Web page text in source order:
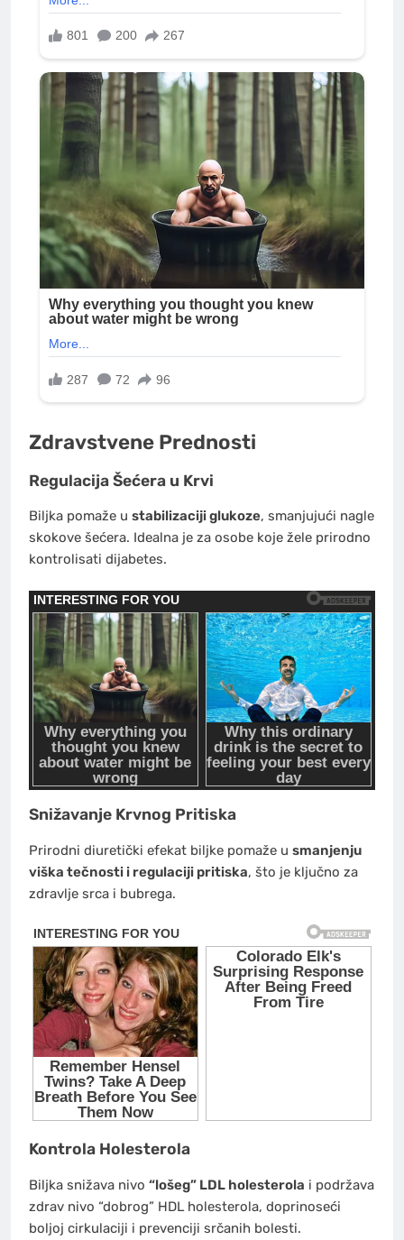
Zdravstvene Prednosti
Regulacija Šećera u Krvi
Biljka pomaže u stabilizaciji glukoze, smanjujući nagle
skokove šećera. Idealna je za osobe koje žele prirodno
kontrolisati dijabetes.
Snižavanje Krvnog Pritiska
Prirodni diuretički efekat biljke pomaže u smanjenju
viška tečnosti i regulaciji pritiska, što je ključno za
zdravlje srca i bubrega.
Kontrola Holesterola
Biljka snižava nivo “lošeg” LDL holesterola i podržava
zdrav nivo “dobrog” HDL holesterola, doprinoseći
boljoj cirkulaciji i prevenciji srčanih bolesti.